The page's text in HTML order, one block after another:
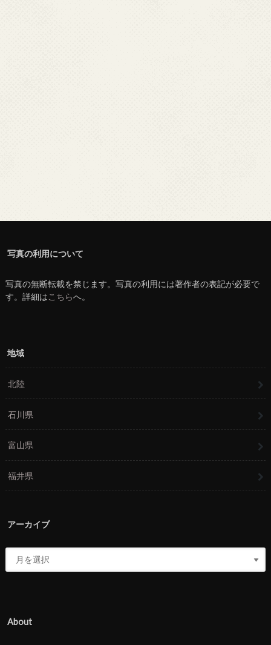
写真の利用について
写真の無断転載を禁じます。写真の利用には著作者の表記が必要で
す。詳細はこちらへ。
地域
北陸
石川県
富山県
福井県
アーカイブ
About